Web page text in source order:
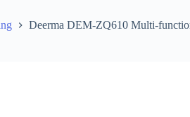
Deerma DEM-ZQ610 Multi-